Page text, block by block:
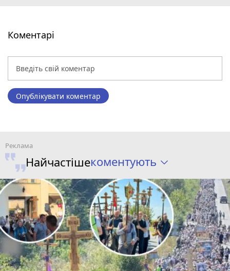
Коментарі
Опублікувати коментар
Найчастішекоментують